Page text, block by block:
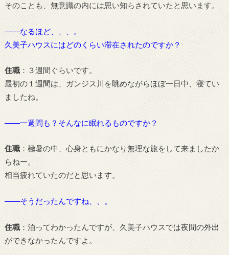
そのことも、無意識の内には思い知らされていたと思います。
――なるほど、、、。
久美子ハウスにはどのくらい滞在されたのですか？
住職：３週間ぐらいです。
最初の１週間は、ガンジス川を眺めながらほぼ一日中、寝てい
ましたね。
――一週間も？そんなに眠れるものですか？
住職：極暑の中、心身ともにかなり無理な旅をして来ましたか
らねー。
相当疲れていたのだと思います。
――そうだったんですね、、。
住職：泊ってわかったんですが、久美子ハウスでは夜間の外出
ができなかったんですよ。